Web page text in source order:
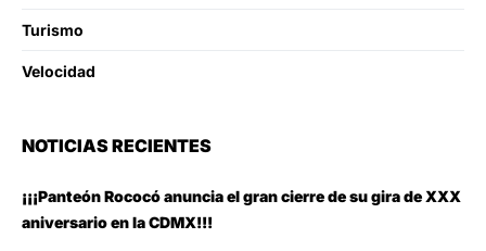
Turismo
Velocidad
NOTICIAS RECIENTES
¡¡¡Panteón Rococó anuncia el gran cierre de su gira de XXX
aniversario en la CDMX!!!